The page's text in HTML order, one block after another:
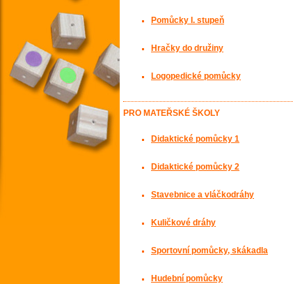
Pomůcky I. stupeň
Hračky do družiny
Logopedické pomůcky
PRO MATEŘSKÉ ŠKOLY
Didaktické pomůcky 1
Didaktické pomůcky 2
Stavebnice a vláčkodráhy
Kuličkové dráhy
Sportovní pomůcky, skákadla
Hudební pomůcky